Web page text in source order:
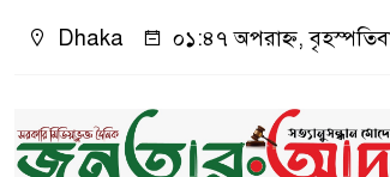
Dhaka ০১:৪৭ অপরাহ্ন,